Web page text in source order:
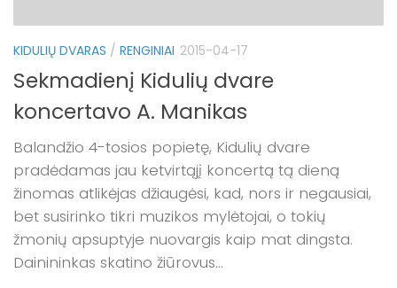
KIDULIŲ DVARAS / RENGINIAI 2015-04-17
Sekmadienį Kidulių dvare
koncertavo A. Manikas
Balandžio 4-tosios popietę, Kidulių dvare
pradėdamas jau ketvirtąjį koncertą tą dieną
žinomas atlikėjas džiaugėsi, kad, nors ir negausiai,
bet susirinko tikri muzikos mylėtojai, o tokių
žmonių apsuptyje nuovargis kaip mat dingsta.
Dainininkas skatino žiūrovus...